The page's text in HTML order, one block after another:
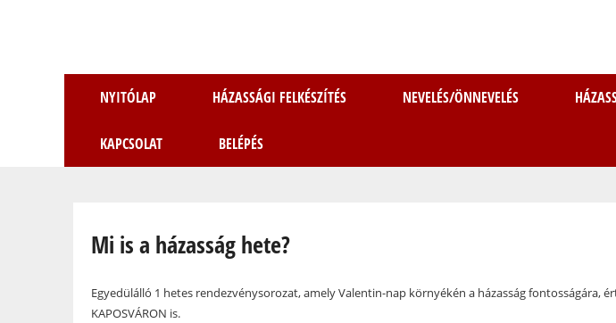
NYITÓLAP HÁZASSÁGI FELKÉSZÍTÉS NEVELÉS/ÖNNEVELÉS
KAPCSOLAT BELÉPÉS
Mi is a házasság hete?
Egyedülálló 1 hetes rendezvénysorozat, amely Valentin-nap környékén a házasság fontosságára,
KAPOSVÁRON is.